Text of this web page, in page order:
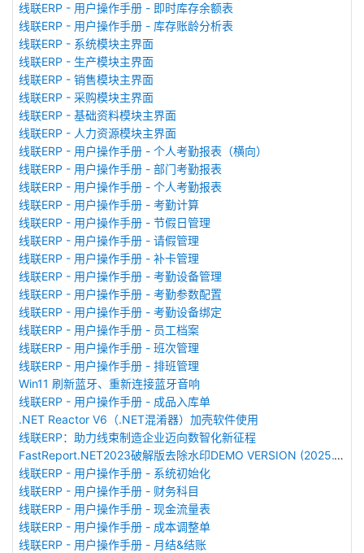
线联ERP - 用户操作手册 - 即时库存余额表
线联ERP - 用户操作手册 - 库存账龄分析表
线联ERP - 系统模块主界面
线联ERP - 生产模块主界面
线联ERP - 销售模块主界面
线联ERP - 采购模块主界面
线联ERP - 基础资料模块主界面
线联ERP - 人力资源模块主界面
线联ERP - 用户操作手册 - 个人考勤报表（横向）
线联ERP - 用户操作手册 - 部门考勤报表
线联ERP - 用户操作手册 - 个人考勤报表
线联ERP - 用户操作手册 - 考勤计算
线联ERP - 用户操作手册 - 节假日管理
线联ERP - 用户操作手册 - 请假管理
线联ERP - 用户操作手册 - 补卡管理
线联ERP - 用户操作手册 - 考勤设备管理
线联ERP - 用户操作手册 - 考勤参数配置
线联ERP - 用户操作手册 - 考勤设备绑定
线联ERP - 用户操作手册 - 员工档案
线联ERP - 用户操作手册 - 班次管理
线联ERP - 用户操作手册 - 排班管理
Win11 刷新蓝牙、重新连接蓝牙音响
线联ERP - 用户操作手册 - 成品入库单
.NET Reactor V6（.NET混淆器）加壳软件使用
线联ERP：助力线束制造企业迈向数智化新征程
FastReport.NET2023破解版去除水印DEMO VERSION (2025.1.14/2023.2.18版本)
线联ERP - 用户操作手册 - 系统初始化
线联ERP - 用户操作手册 - 财务科目
线联ERP - 用户操作手册 - 现金流量表
线联ERP - 用户操作手册 - 成本调整单
线联ERP - 用户操作手册 - 月结&结账